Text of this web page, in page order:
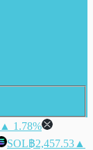
▲ 1.78%
SOL฿2,457.53 ▲